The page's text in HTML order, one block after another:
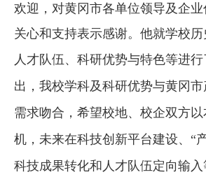
欢迎，对黄冈市各单位领导及企
关心和支持表示感谢。他就学校历
人才队伍、科研优势与特色等进
出，我校学科及科研优势与黄冈
需求吻合，希望校地、校企双方
机，未来在科技创新平台建设、 “
科技成果转化和人才队伍定向输